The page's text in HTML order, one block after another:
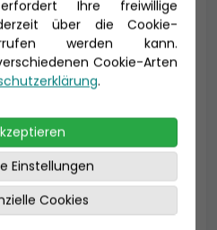
Ihre freiwillige
über die Cookie-
werden kann.
Cookie-Arten
.
Einstellungen
Cookies